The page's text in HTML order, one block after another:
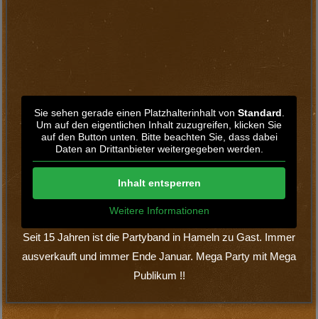
Stadtfest
Boerney’s greatest Hits
Sie sehen gerade einen Platzhalterinhalt von
Spotify . Um auf den eigentlichen Inhalt
zuzugreifen, klicken Sie auf den Button unten.
Bitte beachten Sie, dass dabei Daten an
Drittanbieter weitergegeben werden.
Inhalt entsperren